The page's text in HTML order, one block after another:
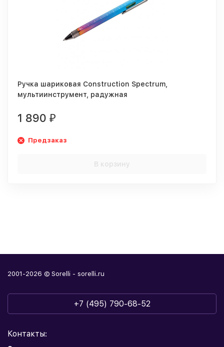
Ручка шариковая Construction Spectrum,
мультиинструмент, радужная
1 890 ₽
Предзаказ
В корзину
2001-2026 © Sorelli - sorelli.ru
+7 (495) 790-68-52
Контакты: